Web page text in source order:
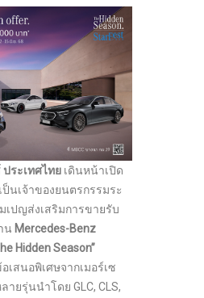
ประเทศไทย เดินหน้าเปิด
นเจ้าของยนตรกรรมระ
ปญส่งเสริมการขายรับ
น Mercedes-Benz
Hidden Season”
เสนอพิเศษจากเมอร์เซ
ายรุ่นนำโดย GLC, CLS,